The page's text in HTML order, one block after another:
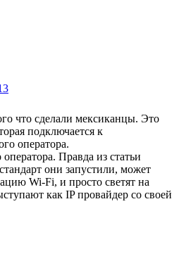
что сделали мексиканцы. Это
подключается к
оператора.
Правда из статьи
они запустили, может
Wi-Fi, и просто светят на
как IP провайдер со своей